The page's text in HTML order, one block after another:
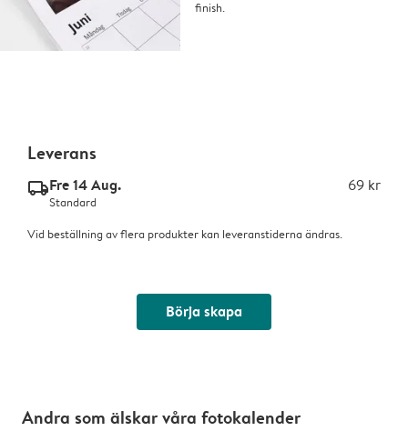
finish.
Leverans
delivery_standard_v2Fre 14 Aug. 69 kr
Standard
Vid beställning av flera produkter kan leveranstiderna ändras.
Börja skapa
Andra som älskar våra fotokalender